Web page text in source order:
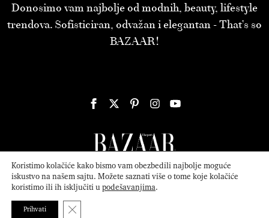
Donosimo vam najbolje od modnih, beauty, lifestyle
trendova. Sofisticiran, odvažan i elegantan - That’s so
BAZAAR!
© 2026ATTICA MEDIASerbia, Inc. All Rights Reserved.
Koristimo kolačiće kako bismo vam obezbedili najbolje moguće
iskustvo na našem sajtu. Možete saznati više o tome koje kolačiće
koristimo ili ih isključiti upodešavanjima.
Prihvati Close GDPR Cookie Banner